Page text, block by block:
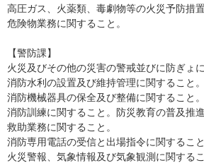
高圧ガス、火薬類、毒劇物等の火災予防措
危険物業務に関すること。
【警防課】
火災及びその他の災害の警戒並びに防ぎょ
消防水利の設置及び維持管理に関すること。
消防機械器具の保全及び整備に関すること。
消防訓練に関すること。防災教育の普及推
救助業務に関すること。
消防専用電話の受信と出場指令に関すること
火災警報、気象情報及び気象観測に関するこ